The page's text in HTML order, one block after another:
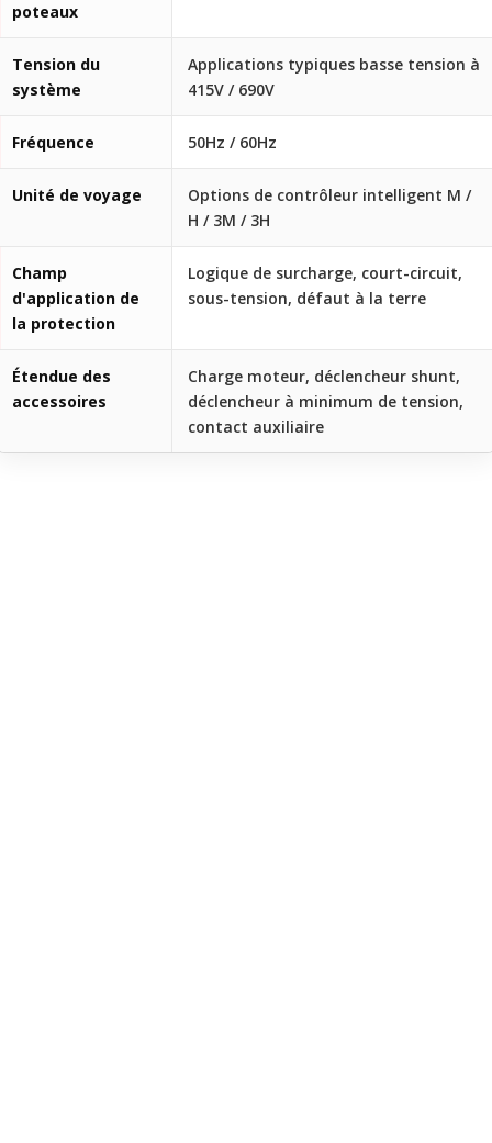
poteaux
Tension du
système
Applications typiques basse tension à
415V / 690V
Fréquence 50Hz / 60Hz
Unité de voyage
Options de contrôleur intelligent M /
H / 3M / 3H
Champ
d'application de
la protection
Logique de surcharge, court-circuit,
sous-tension, défaut à la terre
Étendue des
accessoires
Charge moteur, déclencheur shunt,
déclencheur à minimum de tension,
contact auxiliaire